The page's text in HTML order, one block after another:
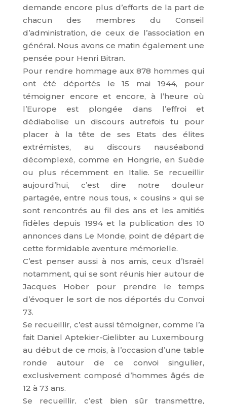
demande encore plus d’efforts de la part de
chacun des membres du Conseil
d’administration, de ceux de l’association en
général. Nous avons ce matin également une
pensée pour Henri Bitran.
Pour rendre hommage aux 878 hommes qui
ont été déportés le 15 mai 1944, pour
témoigner encore et encore, à l’heure où
l’Europe est plongée dans l’effroi et
dédiabolise un discours autrefois tu pour
placer à la tête de ses Etats des élites
extrémistes, au discours nauséabond
décomplexé, comme en Hongrie, en Suède
ou plus récemment en Italie. Se recueillir
aujourd’hui, c’est dire notre douleur
partagée, entre nous tous, « cousins » qui se
sont rencontrés au fil des ans et les amitiés
fidèles depuis 1994 et la publication des 10
annonces dans Le Monde, point de départ de
cette formidable aventure mémorielle.
C’est penser aussi à nos amis, ceux d’Israël
notamment, qui se sont réunis hier autour de
Jacques Hober pour prendre le temps
d’évoquer le sort de nos déportés du Convoi
73.
Se recueillir, c’est aussi témoigner, comme l’a
fait Daniel Aptekier-Gielibter au Luxembourg
au début de ce mois, à l’occasion d’une table
ronde autour de ce convoi singulier,
exclusivement composé d’hommes âgés de
12 à 73 ans.
Se recueillir, c’est bien sûr transmettre,